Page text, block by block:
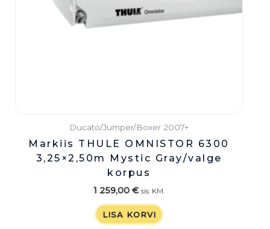
Ducato/Jumper/Boxer 2007+
Markiis THULE OMNISTOR 6300
3,25×2,50m Mystic Gray/valge
korpus
1 259,00 € sis. KM.
LISA KORVI